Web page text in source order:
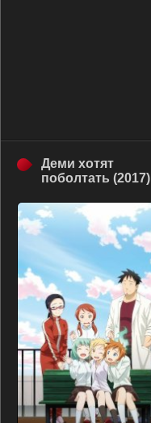
Деми хотят
поболтать (2017)